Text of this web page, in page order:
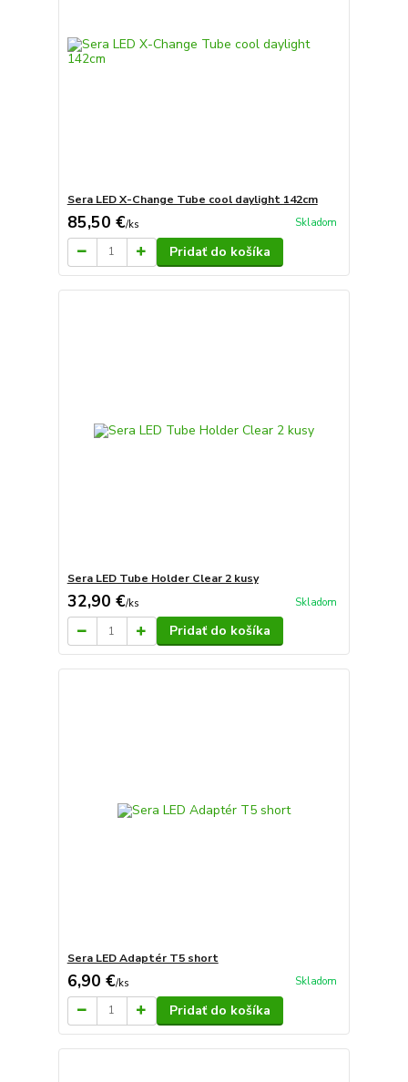
Sera LED X-Change Tube cool daylight 142cm
85,50 €/ks Skladom
Pridať do košíka
Sera LED Tube Holder Clear 2 kusy
32,90 €/ks Skladom
Pridať do košíka
Sera LED Adaptér T5 short
6,90 €/ks Skladom
Pridať do košíka